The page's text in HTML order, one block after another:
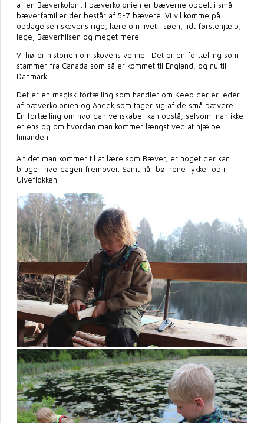
af en Bæverkoloni. I bæverkolonien er bæverne opdelt i små
bæverfamilier der består af 5-7 bævere. Vi vil komme på
opdagelse i skovens rige, lære om livet i søen, lidt førstehjælp,
lege, Bæverhilsen og meget mere.
Vi hører historien om skovens venner. Det er en fortælling som
stammer fra Canada som så er kommet til England, og nu til
Danmark.
Det er en magisk fortælling som handler om Keeo der er leder
af bæverkolonien og Aheek som tager sig af de små bævere.
En fortælling om hvordan venskaber kan opstå, selvom man ikke
er ens og om hvordan man kommer længst ved at hjælpe
hinanden.
Alt det man kommer til at lære som Bæver, er noget der kan
bruge i hverdagen fremover. Samt når børnene rykker op i
Ulveflokken.